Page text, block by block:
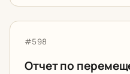
Отчет по
Артикул:
#598
Отчет по